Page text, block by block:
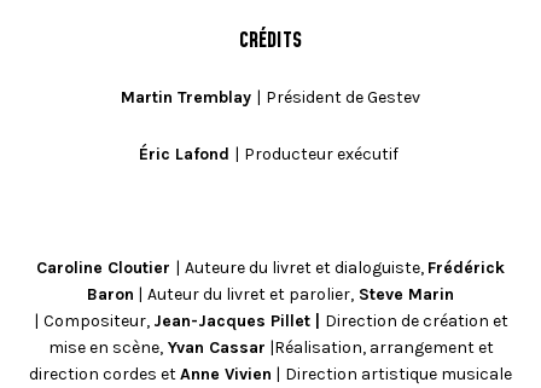
CRÉDITS
Martin Tremblay | Président de Gestev
Éric Lafond | Producteur exécutif
Caroline Cloutier | Auteure du livret et dialoguiste, Frédérick
Baron | Auteur du livret et parolier, Steve Marin
| Compositeur, Jean-Jacques Pillet | Direction de création et
mise en scène,Yvan Cassar |Réalisation, arrangement et
direction cordes etAnne Vivien | Direction artistique musicale